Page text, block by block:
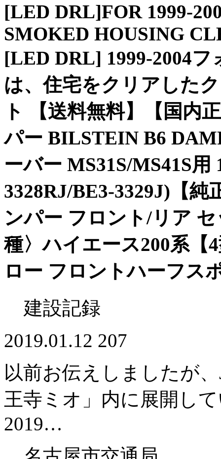
[LED DRL]FOR 1999-
SMOKED HOUSING
[LED DRL] 1999-2004
は、住宅をクリアした
ト 【送料無料】【国内
パー BILSTEIN B6
ーバー MS31S/MS41S
3328RJ/BE3-3329J)【
ンパー フロント/リア
種〉ハイエース200系【
ロー フロントハーフス
建設記録
2019.01.12 207
以前お伝えしましたが
王寺ミオ」内に展開し
2019…